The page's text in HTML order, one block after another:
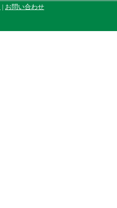
| お問い合わせ